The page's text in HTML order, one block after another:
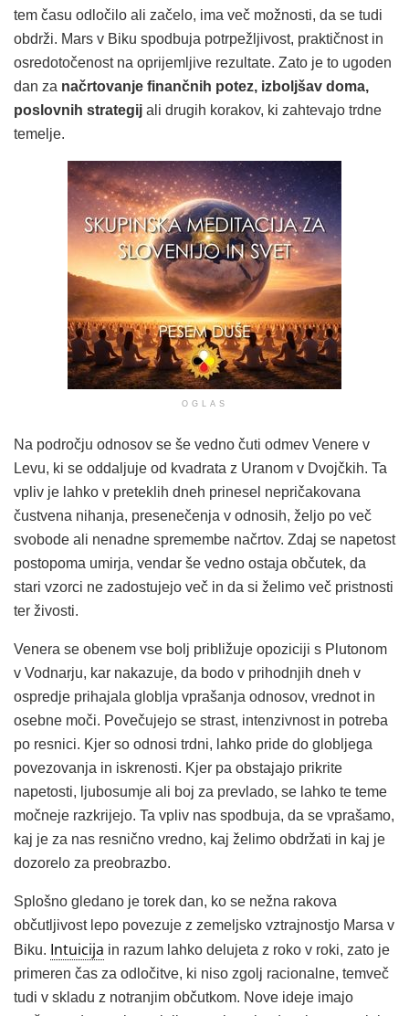
tem času odločilo ali začelo, ima več možnosti, da se tudi
obdrži. Mars v Biku spodbuja potrpežljivost, praktičnost in
osredotočenost na oprijemljive rezultate. Zato je to ugoden
dan za načrtovanje finančnih potez, izboljšav doma,
poslovnih strategij ali drugih korakov, ki zahtevajo trdne
temelje.
OGLAS
Na področju odnosov se še vedno čuti odmev Venere v
Levu, ki se oddaljuje od kvadrata z Uranom v Dvojčkih. Ta
vpliv je lahko v preteklih dneh prinesel nepričakovana
čustvena nihanja, presenečenja v odnosih, željo po več
svobode ali nenadne spremembe načrtov. Zdaj se napetost
postopoma umirja, vendar še vedno ostaja občutek, da
stari vzorci ne zadostujejo več in da si želimo več pristnosti
ter živosti.
Venera se obenem vse bolj približuje opoziciji s Plutonom
v Vodnarju, kar nakazuje, da bodo v prihodnjih dneh v
ospredje prihajala globlja vprašanja odnosov, vrednot in
osebne moči. Povečujejo se strast, intenzivnost in potreba
po resnici. Kjer so odnosi trdni, lahko pride do globljega
povezovanja in iskrenosti. Kjer pa obstajajo prikrite
napetosti, ljubosumje ali boj za prevlado, se lahko te teme
močneje razkrijejo. Ta vpliv nas spodbuja, da se vprašamo,
kaj je za nas resnično vredno, kaj želimo obdržati in kaj je
dozorelo za preobrazbo.
Splošno gledano je torek dan, ko se nežna rakova
občutljivost lepo povezuje z zemeljsko vztrajnostjo Marsa v
Biku. Intuicija in razum lahko delujeta z roko v roki, zato je
primeren čas za odločitve, ki niso zgolj racionalne, temveč
tudi v skladu z notranjim občutkom. Nove ideje imajo